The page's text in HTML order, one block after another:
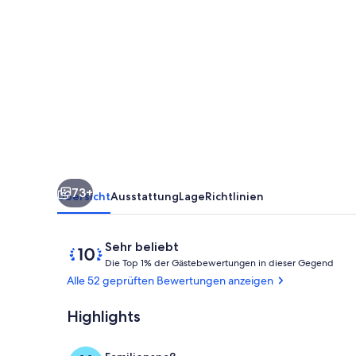
73+
ÜbersichtAusstattungLageRichtlinien
Bewertungen
Sehr beliebt
10
von
10,
beliebt
Die Top 1% der Gästebewertungen in dieser Gegend
Alle 52 geprüften Bewertungen anzeigen
Highlights